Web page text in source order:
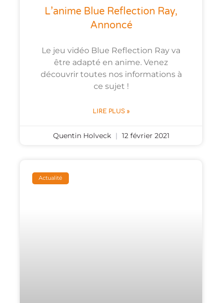
L’anime Blue Reflection Ray,
Annoncé
Le jeu vidéo Blue Reflection Ray va
être adapté en anime. Venez
découvrir toutes nos informations à
ce sujet !
LIRE PLUS »
Quentin Holveck 12 février 2021
Actualité